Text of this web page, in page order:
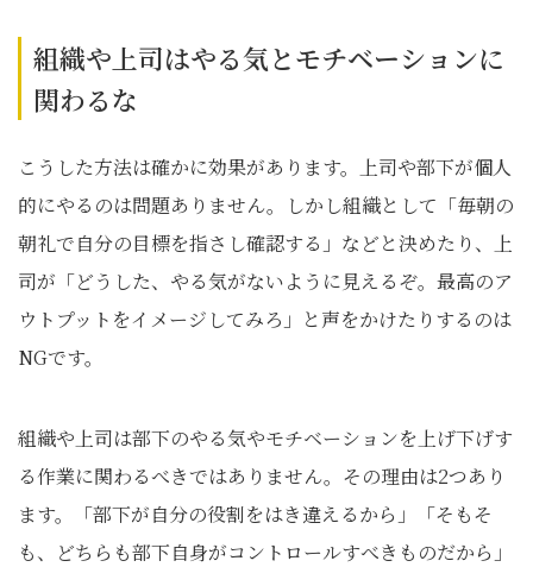
組織や上司はやる気とモチベーションに
関わるな
こうした方法は確かに効果があります。上司や部下が個人
的にやるのは問題ありません。しかし組織として「毎朝の
朝礼で自分の目標を指さし確認する」などと決めたり、上
司が「どうした、やる気がないように見えるぞ。最高のア
ウトプットをイメージしてみろ」と声をかけたりするのは
NGです。
組織や上司は部下のやる気やモチベーションを上げ下げす
る作業に関わるべきではありません。その理由は2つあり
ます。「部下が自分の役割をはき違えるから」「そもそ
も、どちらも部下自身がコントロールすべきものだから」